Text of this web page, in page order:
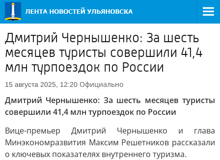
Дмитрий Чернышенко: За шесть
месяцев туристы совершили 41,4
млн турпоездок по России
15 августа 2025, 12:20 Официально
Дмитрий Чернышенко: За шесть месяцев туристы
совершили 41,4 млн турпоездок по России
Вице-премьер Дмитрий Чернышенко и глава
Минэкономразвития Максим Решетников рассказали
о ключевых показателях внутреннего туризма.